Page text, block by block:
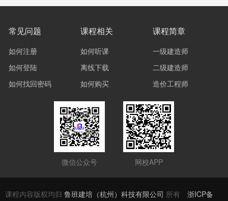
常见问题
如何注册
如何登陆
如何找回密码
课程相关
如何听课
离线下载
如何购买
课程简章
一级建造师
二级建造师
造价工程师
微信公众号 网校APP
课程内容版权均归 鲁班建培（杭州）科技有限公司 所有
浙ICP备